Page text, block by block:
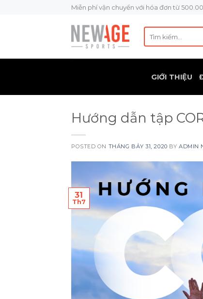
Miễn phí vận chuyển với hóa đơn từ
Tìm
kiếm:
GIỚI THIỆU
Hướng dẫn tập
POSTED ON THÁNG BẢY 31, 2020 BY ADMIN
31
Th7